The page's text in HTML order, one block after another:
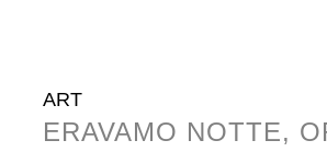
ART
ERAVAMO NOTTE,